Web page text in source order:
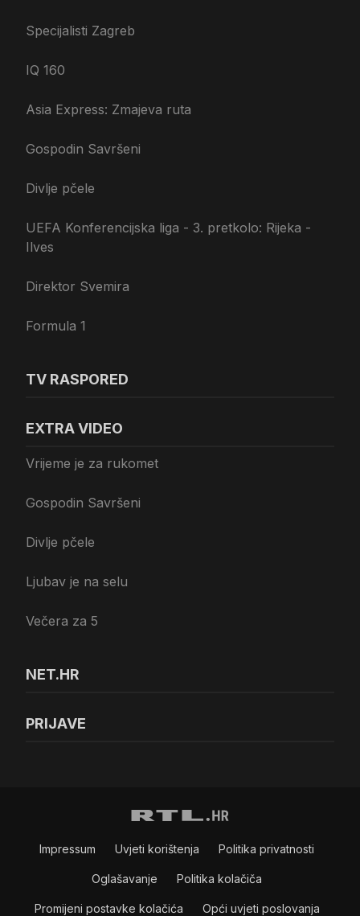
Specijalisti Zagreb
IQ 160
Asia Express: Zmajeva ruta
Gospodin Savršeni
Divlje pčele
UEFA Konferencijska liga - 3. pretkolo: Rijeka -
Ilves
Direktor Svemira
Formula 1
TV RASPORED
EXTRA VIDEO
Vrijeme je za rukomet
Gospodin Savršeni
Divlje pčele
Ljubav je na selu
Večera za 5
NET.HR
PRIJAVE
Impressum Uvjeti korištenja Politika privatnosti
Oglašavanje Politika kolačiča
Promijeni postavke kolačića Opći uvjeti poslovanja